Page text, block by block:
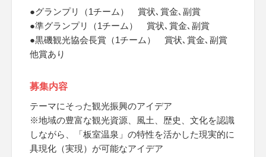
●グランプリ（1チーム） 賞状､賞金､副賞
●準グランプリ（1チーム） 賞状､賞金､副賞
●黒磯観光協会長賞（1チーム） 賞状､賞金､副賞
他賞あり
募集内容
テーマにそった観光振興のアイデア
※地域の豊富な観光資源、風土、歴史、文化を認識
しながら、「板室温泉」の特性を活かした現実的に
具現化（実現）が可能なアイデア